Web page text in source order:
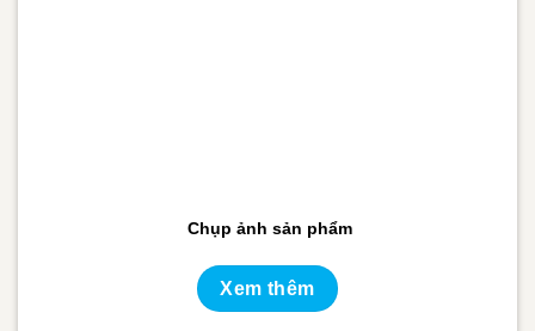
Chụp ảnh sản phẩm
Xem thêm